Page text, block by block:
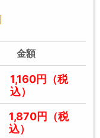
金額
1,160円（税
込）
1,870円（税
込）